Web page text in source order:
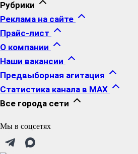
Рубрики
Реклама на сайте
Прайс-лист
О компании
Наши вакансии
Предвыборная агитация
Статистика канала в MAX
Все города сети
Мы в соцсетях